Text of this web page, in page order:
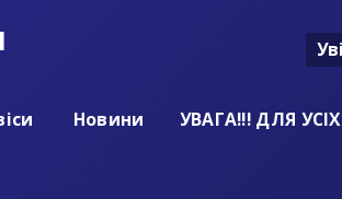
Новини
УВАГА!!! ДЛЯ